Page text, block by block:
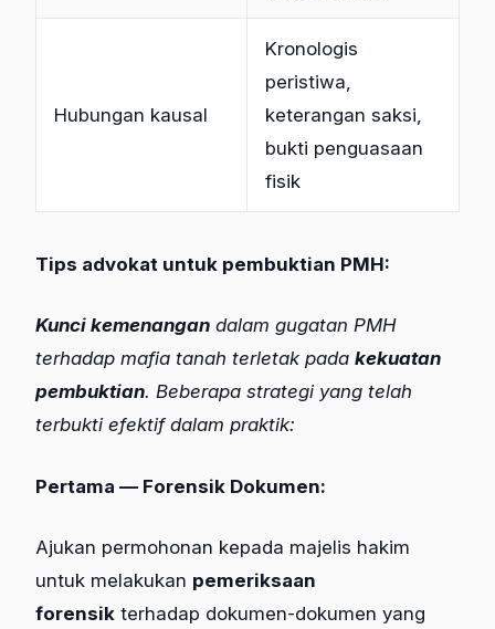
Hubungan kausal
Kronologis
peristiwa,
keterangan saksi,
bukti penguasaan
fisik
Tips advokat untuk pembuktian PMH:
Kunci kemenangan dalam gugatan PMH
terhadap mafia tanah terletak pada kekuatan
pembuktian. Beberapa strategi yang telah
terbukti efektif dalam praktik:
Pertama — Forensik Dokumen:
Ajukan permohonan kepada majelis hakim
untuk melakukan pemeriksaan
forensik terhadap dokumen-dokumen yang